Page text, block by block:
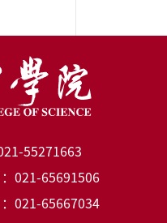
55271663
021-65691506
021-65667034